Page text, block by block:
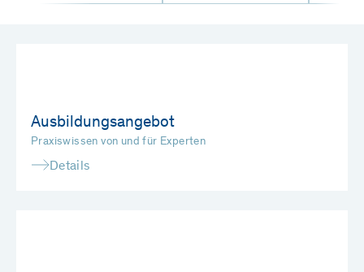
Ausbildungsangebot
Praxiswissen von und für Experten
Details